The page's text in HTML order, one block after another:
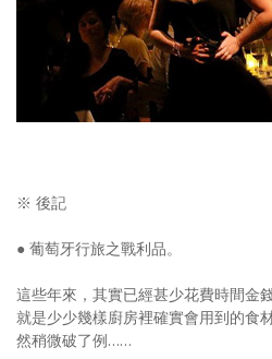
※ 後記
● 葡萄牙行旅之戰利品。
這些年來，其實已經甚少花費時間金
就是少少幾樣廚房裡確實會用到的食
然稍微破了例……